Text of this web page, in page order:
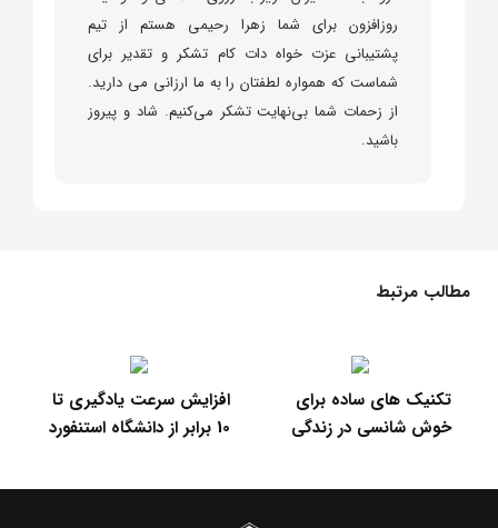
روزافزون برای شما زهرا رحیمی هستم از تیم
پشتیبانی عزت خواه دات کام تشکر و تقدیر برای
شماست که همواره لطفتان را به ما ارزانی می دارید.
از زحمات شما بی‌نهایت تشکر می‌کنیم. شاد و پیروز
باشید.
مطالب مرتبط
افزایش سرعت یادگیری تا
10 برابر از دانشگاه استنفورد
تکنیک های ساده برای
خوش شانسی در زندگی